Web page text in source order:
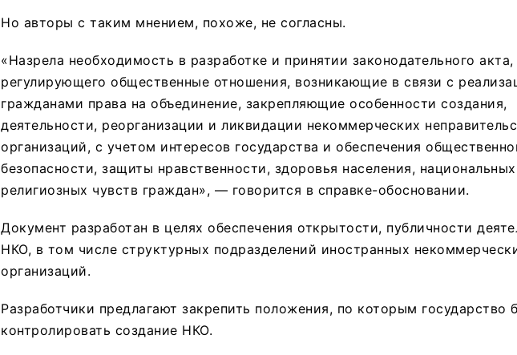
Но авторы с таким мнением, похоже, не согласны.
«Назрела необходимость в разработке и принятии законодательного акта,
регулирующего общественные отношения, возникающие в связи с
гражданами права на объединение, закрепляющие особенности создания,
деятельности, реорганизации и ликвидации некоммерческих
организаций, с учетом интересов государства и обеспечения
безопасности, защиты нравственности, здоровья населения,
религиозных чувств граждан», — говорится в справке-обосновании.
Документ разработан в целях обеспечения открытости, публичности
НКО, в том числе структурных подразделений иностранных
организаций.
Разработчики предлагают закрепить положения, по которым государство
контролировать создание НКО.